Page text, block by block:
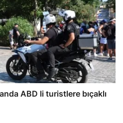
ABD li turistlere bıçaklı